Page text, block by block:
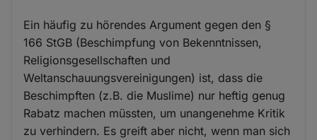
Ein häufig zu hörendes Argument gegen den §
166 StGB (Beschimpfung von Bekenntnissen,
Religionsgesellschaften und
Weltanschauungsvereinigungen) ist, dass die
Beschimpften (z.B. die Muslime) nur heftig genug
Rabatz machen müssten, um unangenehme Kritik
zu verhindern. Es greift aber nicht, wenn man sich